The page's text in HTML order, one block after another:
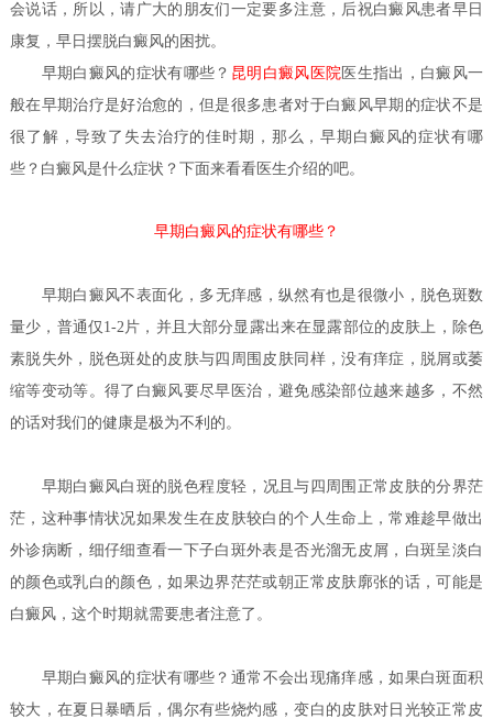
会说话，所以，请广大的朋友们一定要多注意，后祝白癜风患者早日
康复，早日摆脱白癜风的困扰。
早期白癜风的症状有哪些？ 昆明白癜风医院 医生指出，白癜风一
般在早期治疗是好治愈的，但是很多患者对于白癜风早期的症状不是
很了解，导致了失去治疗的佳时期，那么，早期白癜风的症状有哪
些？白癜风是什么症状？下面来看看医生介绍的吧。
早期白癜风的症状有哪些？
早期 白癜风不表面化，多无痒感，纵然有也是很微小，脱色斑数
量少，普通仅1-2片，并且大部分显露出来在显露部位的皮肤上，除色
素脱失外，脱色斑处的皮肤与四周围皮肤同样，没有痒症，脱屑或萎
缩等变动等。得了白癜风要尽早医治，避免感染部位越来越多，不然
的话对我们的健康是极为不利的。
早期 白癜风白斑的脱色程度轻，况且与四周围正常皮肤的分界茫
茫，这种事情状况如果发生在皮肤较白的个人生命上，常难趁早做出
外诊病断，细仔细查看一下子白斑外表是否光溜无皮屑，白斑呈淡白
的颜色或乳白的颜色，如果边界茫茫或朝正常皮肤廓张的话，可能是
白癜风，这个时期就需要患者注意了。
早期白癜风的症状有哪些？ 通常不会出现痛痒感，如果白斑面积
较大，在夏日暴晒后，偶尔有些烧灼感，变白的皮肤对日光较正常皮